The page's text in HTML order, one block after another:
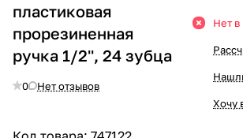
пластиковая
прорезиненная
ручка 1/2'', 24 зубца
0 Нет отзывов
Нет в
Хочу